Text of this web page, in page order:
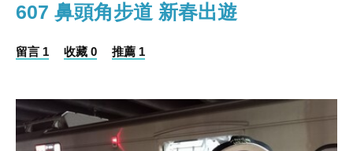
607 鼻頭角步道 新春出遊
留言 1 收藏 0 推薦 1